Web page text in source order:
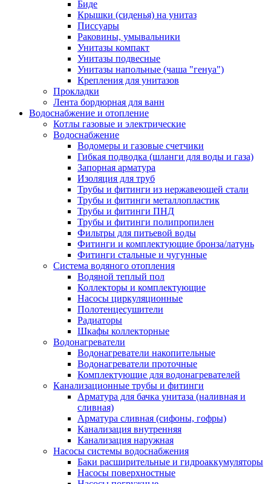
Биде
Крышки (сиденья) на унитаз
Писсуары
Раковины, умывальники
Унитазы компакт
Унитазы подвесные
Унитазы напольные (чаша "генуа")
Крепления для унитазов
Прокладки
Лента бордюрная для ванн
Водоснабжение и отопление
Котлы газовые и электрические
Водоснабжение
Водомеры и газовые счетчики
Гибкая подводка (шланги для воды и газа)
Запорная арматура
Изоляция для труб
Трубы и фитинги из нержавеющей стали
Трубы и фитинги металлопластик
Трубы и фитинги ПНД
Трубы и фитинги полипропилен
Фильтры для питьевой воды
Фитинги и комплектующие бронза/латунь
Фитинги стальные и чугунные
Система водяного отопления
Водяной теплый пол
Коллекторы и комплектующие
Насосы циркуляционные
Полотенцесушители
Радиаторы
Шкафы коллекторные
Водонагреватели
Водонагреватели накопительные
Водонагреватели проточные
Комплектующие для водонагревателей
Канализационные трубы и фитинги
Арматура для бачка унитаза (наливная и
сливная)
Арматура сливная (сифоны, гофры)
Канализация внутренняя
Канализация наружная
Насосы системы водоснабжения
Баки расширительные и гидроаккумуляторы
Насосы поверхностные